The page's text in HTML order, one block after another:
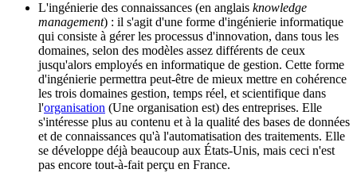
L'ingénierie des connaissances (en anglais knowledge
management) : il s'agit d'une forme d'ingénierie informatique
qui consiste à gérer les processus d'innovation, dans tous les
domaines, selon des modèles assez différents de ceux
jusqu'alors employés en informatique de gestion. Cette forme
d'ingénierie permettra peut-être de mieux mettre en cohérence
les trois domaines gestion, temps réel, et scientifique dans
l'organisation (Une organisation est) des entreprises. Elle
s'intéresse plus au contenu et à la qualité des bases de données
et de connaissances qu'à l'automatisation des traitements. Elle
se développe déjà beaucoup aux États-Unis, mais ceci n'est
pas encore tout-à-fait perçu en France.